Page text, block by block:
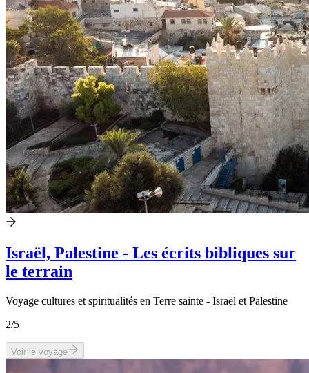
Israël, Palestine - Les écrits bibliques sur
le terrain
Voyage cultures et spiritualités en Terre sainte - Israël et Palestine
2/5
Voir le voyage